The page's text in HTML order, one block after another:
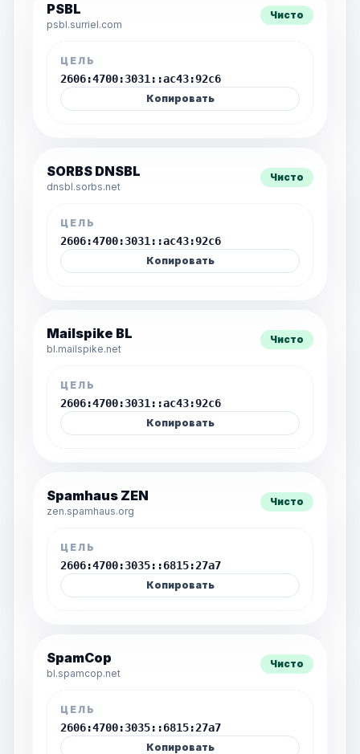
PSBL
psbl.surriel.com
Чисто
ЦЕЛЬ
2606:4700:3031::ac43:92c6
Копировать
SORBS DNSBL
dnsbl.sorbs.net
Чисто
ЦЕЛЬ
2606:4700:3031::ac43:92c6
Копировать
Mailspike BL
bl.mailspike.net
Чисто
ЦЕЛЬ
2606:4700:3031::ac43:92c6
Копировать
Spamhaus ZEN
zen.spamhaus.org
Чисто
ЦЕЛЬ
2606:4700:3035::6815:27a7
Копировать
SpamCop
bl.spamcop.net
Чисто
ЦЕЛЬ
2606:4700:3035::6815:27a7
Копировать